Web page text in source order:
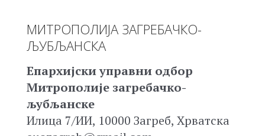
МИТРОПОЛИЈА ЗАГРЕБАЧКО-
ЉУБЉАНСКА
Епархијски управни одбор
Митрополије загребачко-
љубљанске
Илица 7/ИИ, 10000 Загреб, Хрватска